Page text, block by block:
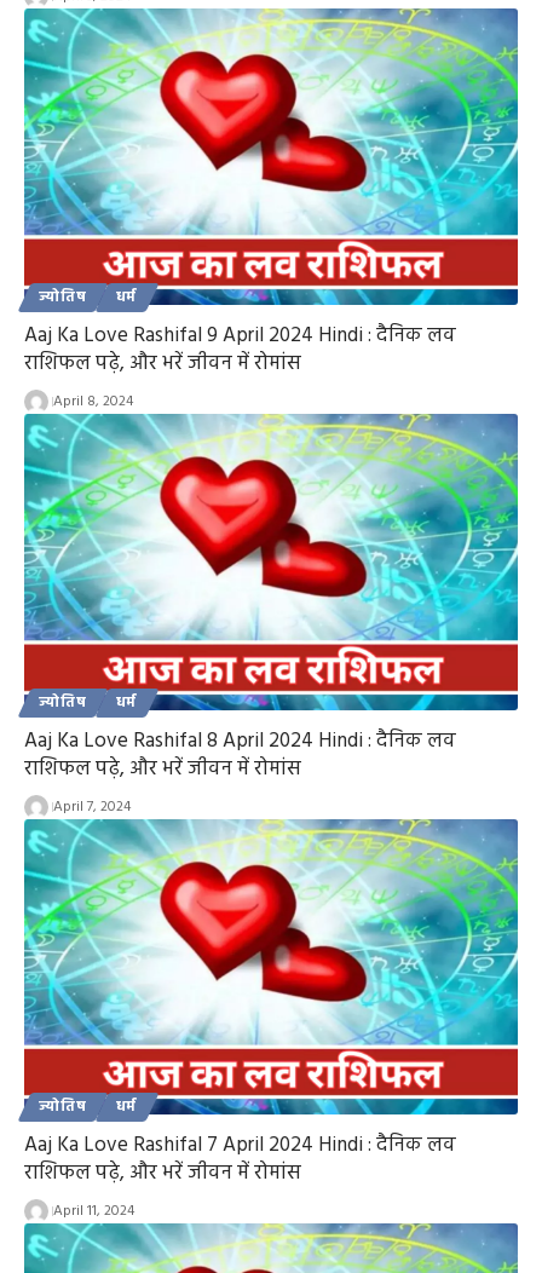
ज्योतिष धर्म
Aaj Ka Love Rashifal 9 April 2024 Hindi : दैनिक लव
राशिफल पढ़े, और भरें जीवन में रोमांस
April 8, 2024
ज्योतिष धर्म
Aaj Ka Love Rashifal 8 April 2024 Hindi : दैनिक लव
राशिफल पढ़े, और भरें जीवन में रोमांस
April 7, 2024
ज्योतिष धर्म
Aaj Ka Love Rashifal 7 April 2024 Hindi : दैनिक लव
राशिफल पढ़े, और भरें जीवन में रोमांस
April 11, 2024